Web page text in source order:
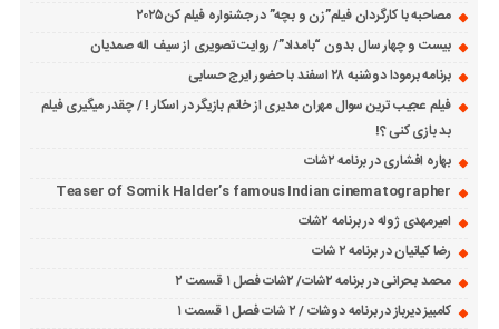
مصاحبه با کارگردان فیلم”زن و بچه” در جشنواره فیلم کن ۲۰۲۵
بیست و چهار سال بدون “بامداد”/ روایت تصویری از سیف اله صمدیان
برنامه برمودا دوشنبه ۲۸ اسفند با حضور ایرج حسابی
فیلم عجیب ترین سوال مهران مدیری از خانم بازیگر در اسکار ! / چقدر میگیری فیلم
بد بازی کنی ؟!
بهاره افشاری در برنامه ۲شات
Teaser of Somik Halder’s famous Indian cinematographer
امیرمهدی ژوله در برنامه ۲شات
رضا کیانیان در برنامه ۲ شات
محمد بحرانی در برنامه ۲شات/ ۲شات فصل ۱ قسمت ۲
کامبیز دیرباز در برنامه دوشات / ۲ شات فصل ۱ قسمت ۱